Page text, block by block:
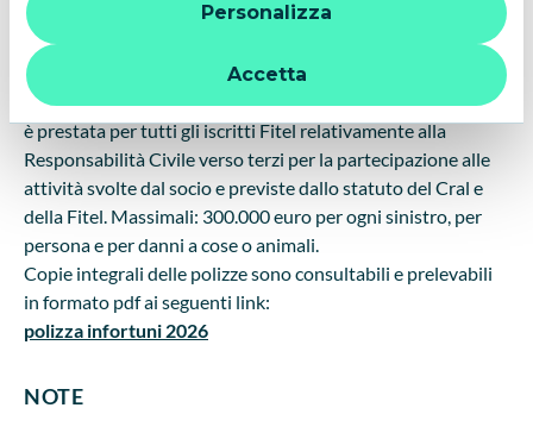
quindi la navigazione può continuare senza cookie o altri
strumenti di tracciamento diversi da quelli tecnici. Per
ulteriori informazioni:
informativa privacy
Accetta
Personalizza
euro; spese sanitarie: massimo 2.500 euro con franchigia di
100 euro, salvo una franchigia pari al 20% (minimo 150
euro) nel caso di strutture private.
b)Responsabilità Civileverso terzi dei soci Fitel: la garanzia
è prestata per tutti gli iscritti Fitel relativamente alla
Responsabilità Civile verso terzi per la partecipazione alle
attività svolte dal socio e previste dallo statuto del Cral e
della Fitel. Massimali: 300.000 euro per ogni sinistro, per
persona e per danni a cose o animali.
Copie integrali delle polizze sono consultabili e prelevabili
in formato pdf ai seguenti link:
polizza infortuni 2026
NOTE